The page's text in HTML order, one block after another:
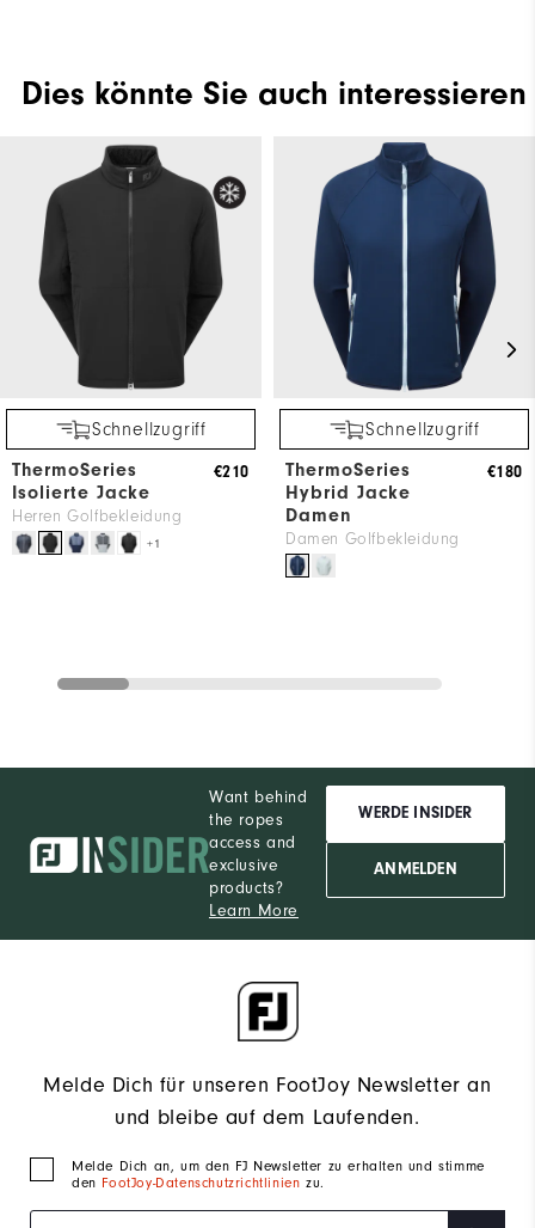
Dies könnte Sie auch interessieren
Schnellzugriff
ThermoSeries
Isolierte Jacke
Herren Golfbekleidung
+1
€210
Schnellzugriff
ThermoSeries
Hybrid Jacke
Damen
Damen Golfbekleidung
€180
Want behind
the ropes
access and
exclusive
products?
Learn More
WERDE INSIDER
ANMELDEN
Melde Dich für unseren FootJoy Newsletter an
und bleibe auf dem Laufenden.
Melde Dich an, um den FJ Newsletter zu erhalten und stimme
den FootJoy-Datenschutzrichtlinienzu.